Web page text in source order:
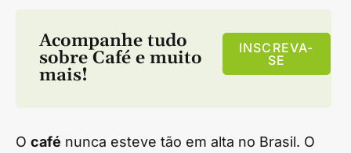
Acompanhe tudo
sobre Café e muito
mais!
INSCREVA-
SE
O café nunca esteve tão em alta no Brasil. O